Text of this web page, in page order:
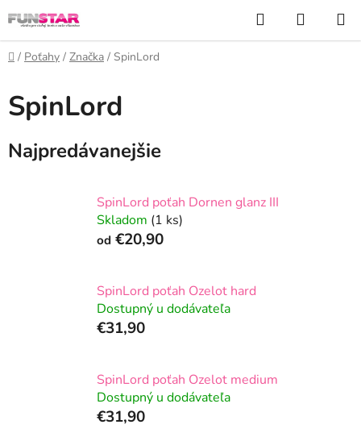
na
obsah
Hľadať
KOŠÍK
Domov
/ Poťahy / Značka / SpinLord
SpinLord
Najpredávanejšie
SpinLord poťah Dornen glanz III
Skladom (1 ks)
od €20,90
SpinLord poťah Ozelot hard
Dostupný u dodávateľa
€31,90
SpinLord poťah Ozelot medium
Dostupný u dodávateľa
€31,90